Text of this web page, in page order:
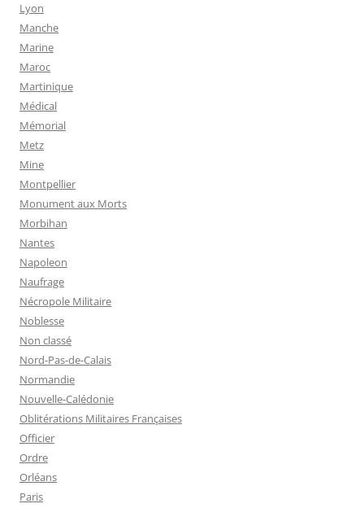
Lyon
Manche
Marine
Maroc
Martinique
Médical
Mémorial
Metz
Mine
Montpellier
Monument aux Morts
Morbihan
Nantes
Napoleon
Naufrage
Nécropole Militaire
Noblesse
Non classé
Nord-Pas-de-Calais
Normandie
Nouvelle-Calédonie
Oblitérations Militaires Françaises
Officier
Ordre
Orléans
Paris